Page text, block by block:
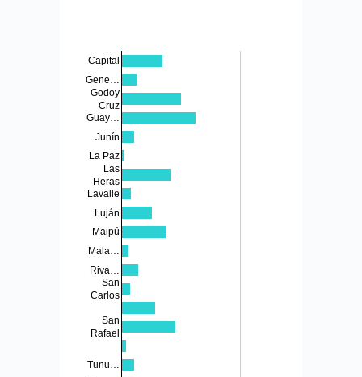
Capital
Gene…
Godoy
Cruz
Guay…
Junín
La Paz
Las
Heras
Lavalle
Luján
Maipú
Mala…
Riva…
San
Carlos
San
Rafael
Tunu…